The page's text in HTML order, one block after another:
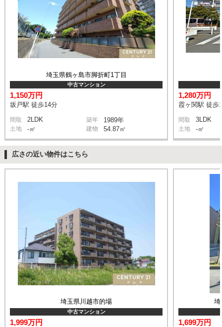
埼玉県鶴ヶ島市脚折町1丁目
中古マンション
1,150万円
坂戸駅 徒歩14分
間取 2LDK 築年 1989年
土地 -㎡ 建物 54.87㎡
1,280万円
霞ヶ関駅 徒歩
間取 3LDK
土地 -㎡
広さの近い物件はこちら
埼玉県川越市的場
中古マンション
1,999万円
埼
1,699万円